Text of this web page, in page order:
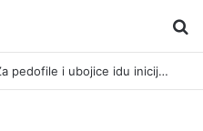
Sramota na hrvatski način: Za pedofile i ubojice idu inicijali, a za legendu Darija Šimića lisice i medijski linč